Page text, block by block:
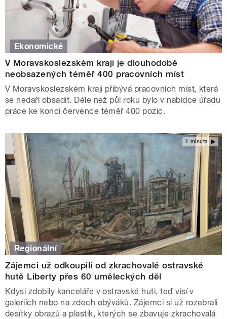
Ekonomické
V Moravskoslezském kraji je dlouhodobě
neobsazených téměř 400 pracovních míst
V Moravskoslezském kraji přibývá pracovních míst, která
se nedaří obsadit. Déle než půl roku bylo v nabídce úřadu
práce ke konci července téměř 400 pozic.
1 minuta
Regionální
Zájemci už odkoupili od zkrachovalé ostravské
hutě Liberty přes 60 uměleckých děl
Kdysi zdobily kanceláře v ostravské huti, teď visí v
galeriích nebo na zdech obýváků. Zájemci si už rozebrali
desítky obrazů a plastik, kterých se zbavuje zkrachovalá